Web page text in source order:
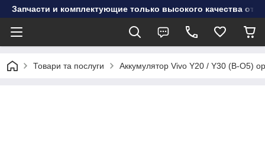
Запчасти и комплектующие только высокого качества от
Товари та послуги Аккумулятор Vivo Y20 / Y30 (B-O5)